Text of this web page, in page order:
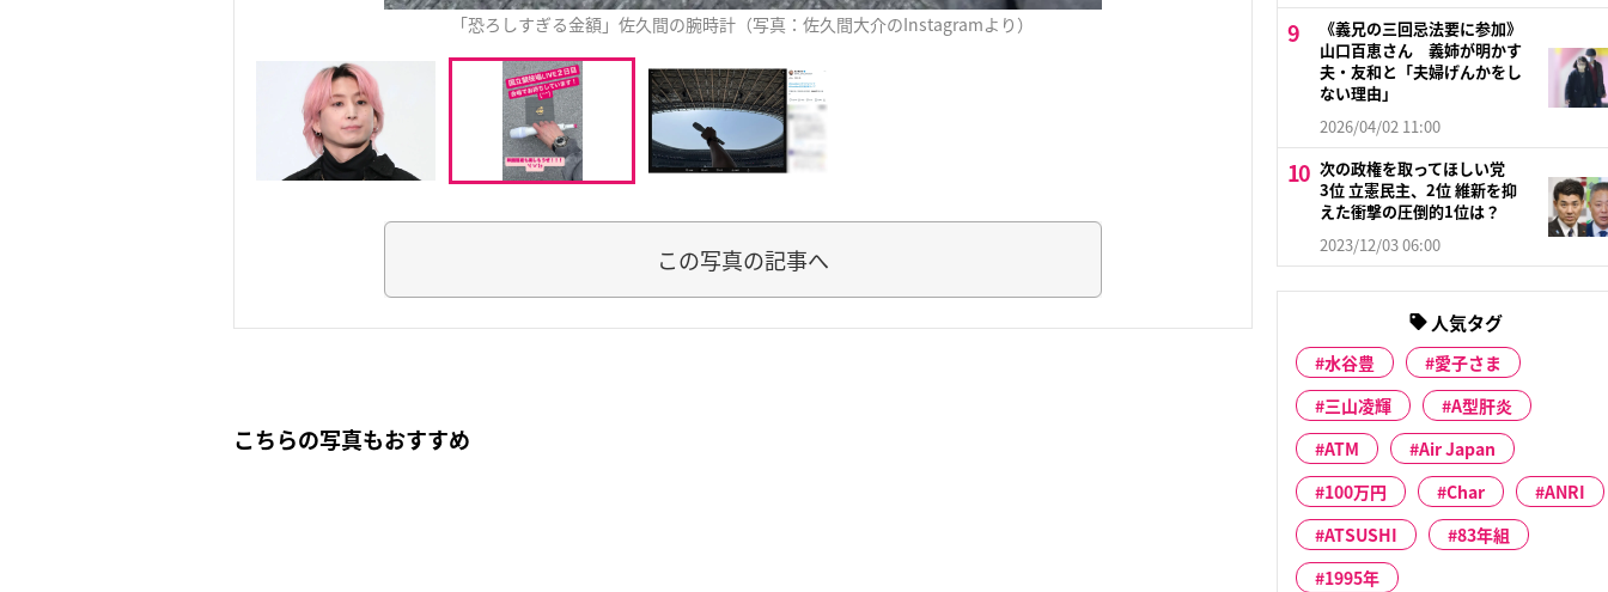
「恐ろしすぎる金額」佐久間の腕時計（写真：佐久間大介のInstagramより）
この写真の記事へ
こちらの写真もおすすめ
《義兄の三回忌法要に参加》
山口百恵さん 義姉が明かす
夫・友和と「夫婦げんかをし
ない理由」
2026/04/02 11:00
次の政権を取ってほしい党
3位 立憲民主、2位 維新を抑
えた衝撃の圧倒的1位は？
2023/12/03 06:00
人気タグ
水谷豊
愛子さま
三山凌輝
A型肝炎
ATM
Air Japan
100万円
Char
ANRI
ATSUSHI
83年組
1995年